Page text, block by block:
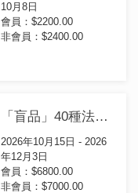
10月8日
會員：$2200.00
非會員：$2400.00
「盲品」40種法國葡萄酒進階證書課程
2026年10月15日 - 2026
年12月3日
會員：$6800.00
非會員：$7000.00